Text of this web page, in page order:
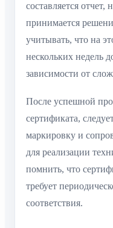
составляется отчет,
принимается
учитывать, что на
нескольких недель
зависимости от
После успешной
сертификата,
маркировку и
для реализации
помнить, что
требует
соответствия.